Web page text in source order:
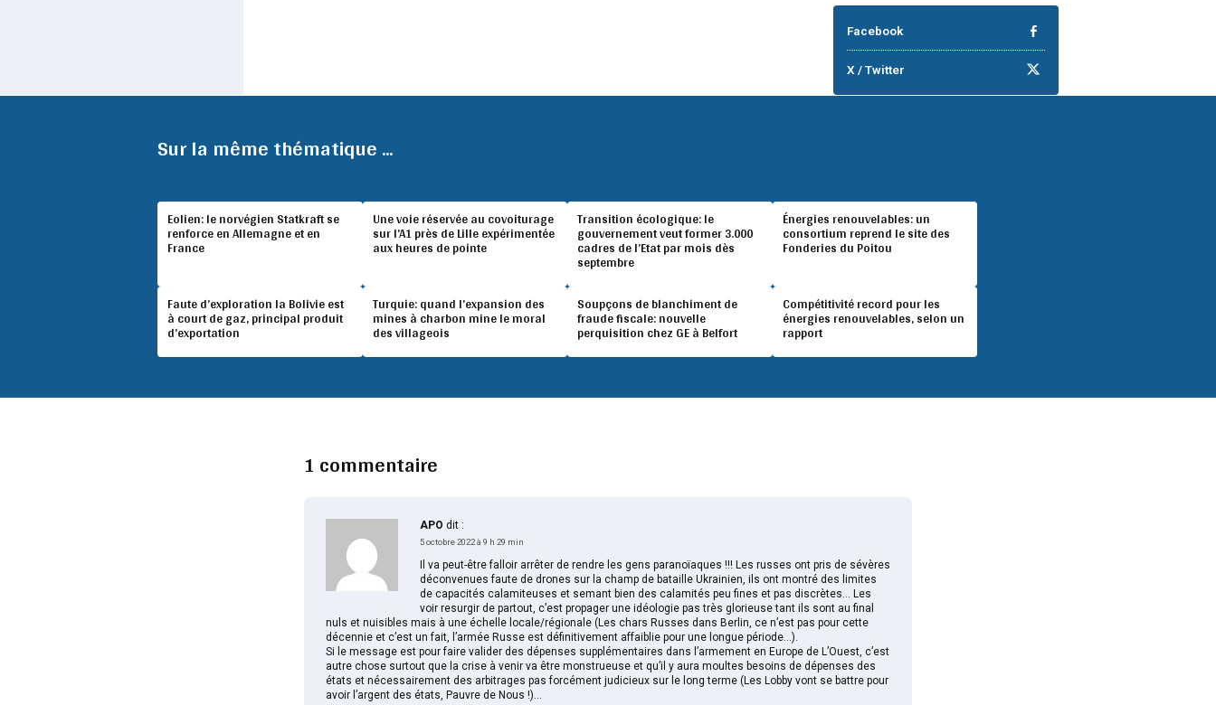
Facebook
X / Twitter
Sur la même thématique ...
Eolien: le norvégien Statkraft se
renforce en Allemagne et en
France
Une voie réservée au covoiturage
sur l’A1 près de Lille expérimentée
aux heures de pointe
Transition écologique: le
gouvernement veut former 3.000
cadres de l’Etat par mois dès
septembre
Énergies renouvelables: un
consortium reprend le site des
Fonderies du Poitou
Faute d’exploration la Bolivie est
à court de gaz, principal produit
d’exportation
Turquie: quand l’expansion des
mines à charbon mine le moral
des villageois
Soupçons de blanchiment de
fraude fiscale: nouvelle
perquisition chez GE à Belfort
Compétitivité record pour les
énergies renouvelables, selon un
rapport
1 commentaire
APO dit :
5 octobre 2022 à 9 h 29 min
Il va peut-être falloir arrêter de rendre les gens paranoïaques !!! Les russes ont pris de sévères
déconvenues faute de drones sur la champ de bataille Ukrainien, ils ont montré des limites
de capacités calamiteuses et semant bien des calamités peu fines et pas discrètes… Les
voir resurgir de partout, c’est propager une idéologie pas très glorieuse tant ils sont au final
nuls et nuisibles mais à une échelle locale/régionale (Les chars Russes dans Berlin, ce n’est pas pour cette
décennie et c’est un fait, l’armée Russe est définitivement affaiblie pour une longue période…).
Si le message est pour faire valider des dépenses supplémentaires dans l’armement en Europe de L’Ouest, c’est
autre chose surtout que la crise à venir va être monstrueuse et qu’il y aura moultes besoins de dépenses des
états et nécessairement des arbitrages pas forcément judicieux sur le long terme (Les Lobby vont se battre pour
avoir l’argent des états, Pauvre de Nous !)…